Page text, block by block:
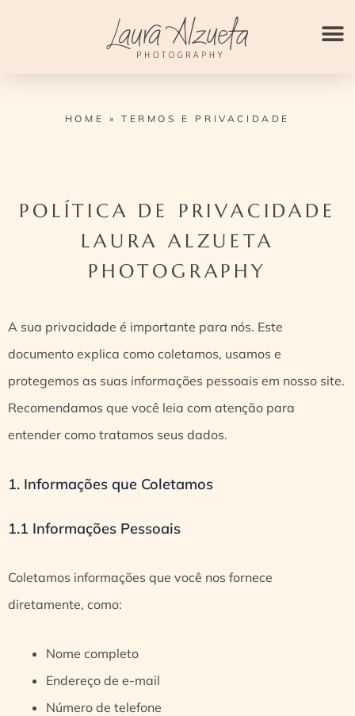
HOME »TERMOS E PRIVACIDADE
POLÍTICA DE PRIVACIDADE
LAURA ALZUETA
PHOTOGRAPHY
A sua privacidade é importante para nós. Este
documento explica como coletamos, usamos e
protegemos as suas informações pessoais em nosso site.
Recomendamos que você leia com atenção para
entender como tratamos seus dados.
1. Informações que Coletamos
1.1 Informações Pessoais
Coletamos informações que você nos fornece
diretamente, como:
Nome completo
Endereço de e-mail
Número de telefone